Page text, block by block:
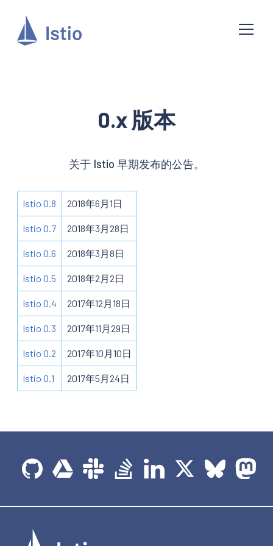
0.x 版本
关于 Istio 早期发布的公告。
Istio 0.8 2018年6月1日
Istio 0.7 2018年3月28日
Istio 0.6 2018年3月8日
Istio 0.5 2018年2月2日
Istio 0.4 2017年12月18日
Istio 0.3 2017年11月29日
Istio 0.2 2017年10月10日
Istio 0.1 2017年5月24日